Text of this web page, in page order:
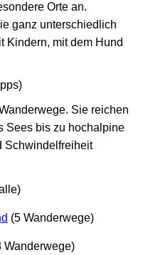
Orte an.
ganz unterschiedlich
Kindern, mit dem Hund
Sie reichen
Sees bis zu hochalpine
Schwindelfreiheit
(5 Wanderwege)
Wanderwege)